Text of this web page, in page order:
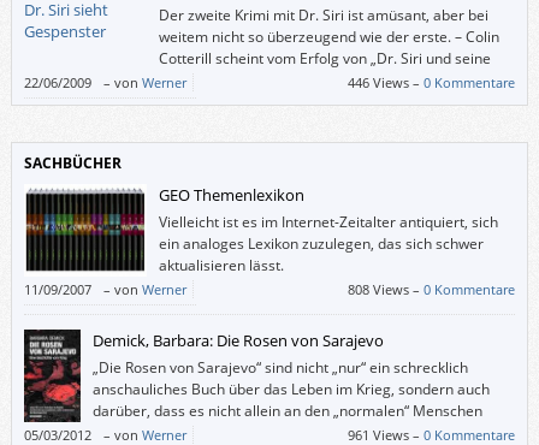
Der zweite Krimi mit Dr. Siri ist amüsant, aber bei
weitem nicht so überzeugend wie der erste. – Colin
Cotterill scheint vom Erfolg von „Dr. Siri und seine
Toten“ unter gehörigen Druck gesetzt worden zu
sein, denn der zweite Krimi mit dem humanistischen, altersweisen 72-
22/06/2009 – von Werner 446 Views –0 Kommentare
SACHBÜCHER
GEO Themenlexikon
Vielleicht ist es im Internet-Zeitalter antiquiert, sich
ein analoges Lexikon zuzulegen, das sich schwer
aktualisieren lässt.
11/09/2007 – von Werner 808 Views –0 Kommentare
Demick, Barbara: Die Rosen von Sarajevo
„Die Rosen von Sarajevo“ sind nicht „nur“ ein schrecklich
anschauliches Buch über das Leben im Krieg, sondern auch
darüber, dass es nicht allein an den „normalen“ Menschen
liegt, ob sie miteinander auskommen.
05/03/2012 – von Werner 961 Views –0 Kommentare